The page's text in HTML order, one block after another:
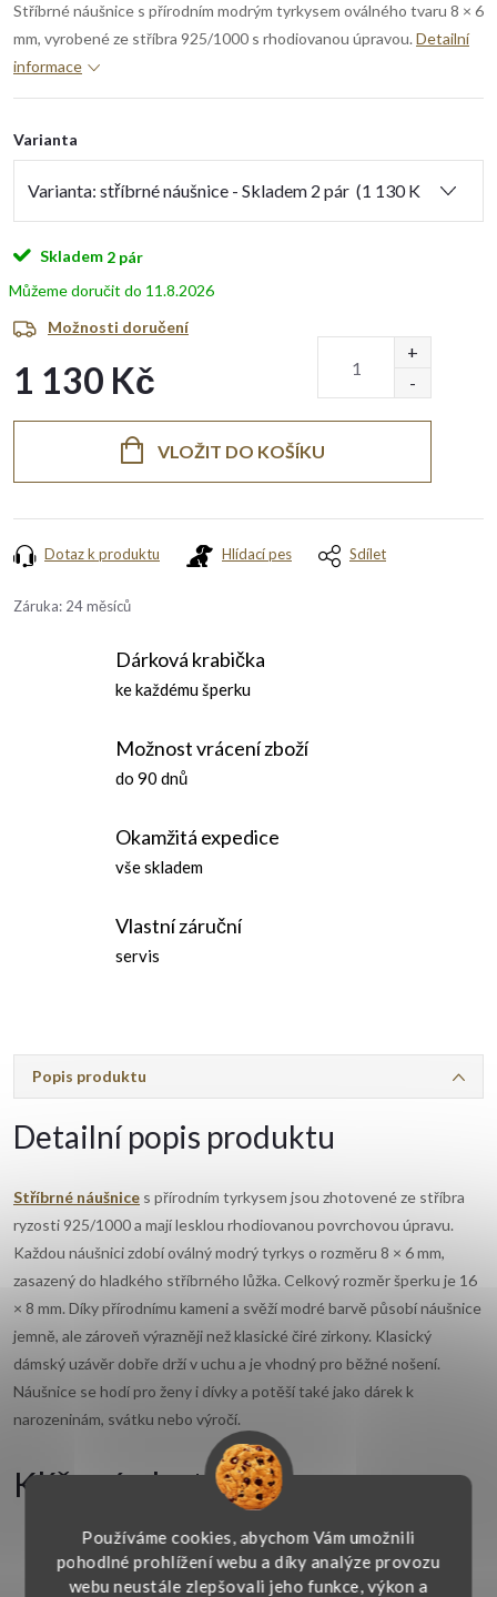
Používáme cookies, abychom Vám umožnili
pohodlné prohlížení webu a díky analýze provozu
webu neustále zlepšovali jeho funkce, výkon a
Stříbrné náušnice s přírodním modrým tyrkysem oválného tvaru 8 × 6
mm, vyrobené ze stříbra 925/1000 s rhodiovanou úpravou. Detailní
informace
Varianta
Skladem 2 pár
11.8.2026
Možnosti doručení
1 130 Kč
VLOŽIT DO KOŠÍKU
Dotaz k produktu Hlídací pes Sdílet
Záruka: 24 měsíců
Dárková krabička
ke každému šperku
Možnost vrácení zboží
do 90 dnů
Okamžitá expedice
vše skladem
Vlastní záruční
servis
Popis produktu
Detailní popis produktu
Stříbrné náušnice s přírodním tyrkysem jsou zhotovené ze stříbra
ryzosti 925/1000 a mají lesklou rhodiovanou povrchovou úpravu.
Každou náušnici zdobí oválný modrý tyrkys o rozměru 8 × 6 mm,
zasazený do hladkého stříbrného lůžka. Celkový rozměr šperku je 16
× 8 mm. Díky přírodnímu kameni a svěží modré barvě působí náušnice
jemně, ale zároveň výrazněji než klasické čiré zirkony. Klasický
dámský uzávěr dobře drží v uchu a je vhodný pro běžné nošení.
Náušnice se hodí pro ženy i dívky a potěší také jako dárek k
narozeninám, svátku nebo výročí.
Klíčové vlastnosti
Materiál: stříbro 925/1000, povrchová úprava rhodiem
Typ:
náušnice